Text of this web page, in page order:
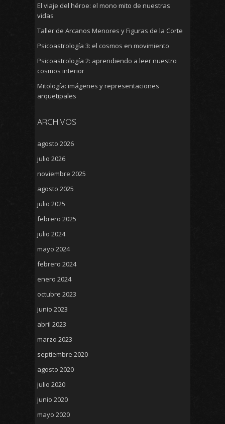
El viaje del héroe: el mono mito de nuestras
vidas
Taller de Arcanos Menores y Figuras de la Corte
Psicoastrología 3: el cosmos en movimiento
Psicoastrología 2: aprendiendo a leer nuestro
cosmos interior
Mitología: imágenes y representaciones
arquetipales
ARCHIVOS
agosto 2026
julio 2026
noviembre 2025
agosto 2025
julio 2025
febrero 2025
julio 2024
mayo 2024
febrero 2024
enero 2024
octubre 2023
junio 2023
abril 2023
marzo 2023
septiembre 2020
agosto 2020
julio 2020
junio 2020
mayo 2020